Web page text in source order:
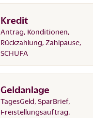
Kredit
Antrag, Konditionen,
Rückzahlung, Zahlpause,
SCHUFA
Geldanlage
TagesGeld, SparBrief,
Freistellungsauftrag,